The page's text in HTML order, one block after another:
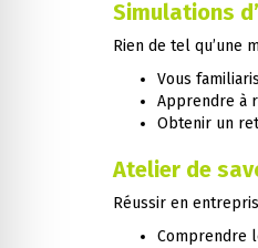
Simulations
Rien de tel qu’une
Vous
Apprendre à
Obtenir un
Atelier de
Réussir en
Comprendre